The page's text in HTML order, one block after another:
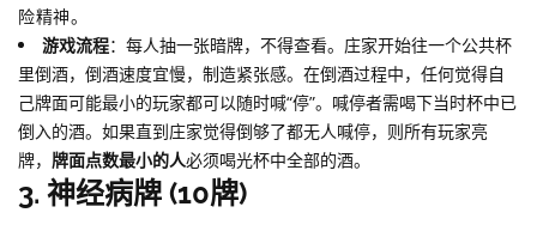
险精神。
游戏流程：每人抽一张暗牌，不得查看。庄家开始往一个公共杯
里倒酒，倒酒速度宜慢，制造紧张感。在倒酒过程中，任何觉得自
己牌面可能最小的玩家都可以随时喊“停”。喊停者需喝下当时杯中已
倒入的酒。如果直到庄家觉得倒够了都无人喊停，则所有玩家亮
牌， 牌面点数最小的人必须喝光杯中全部的酒。
3. 神经病牌 (10牌)